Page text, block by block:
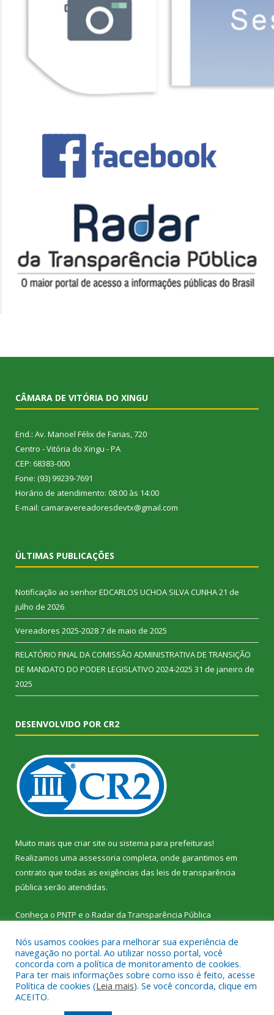
CÂMARA DE VITÓRIA DO XINGU
End.: Av. Manoel Félix de Farias, 720
Centro - Vitória do Xingu - PA
CEP: 68383-000
Fone: (93) 99239-7691
Horário de atendimento: 08:00 às 14:00
E-mail: camaravereadoresdevtx@gmail.com
ÚLTIMAS PUBLICAÇÕES
Notificação ao senhor EDCARLOS UCHOA SILVA CUNHA21 de
julho de 2026
Vereadores 2025-20287 de maio de 2025
RELATÓRIO FINAL DA COMISSÃO ADMINISTRATIVA DE TRANSIÇÃO
DE MANDATO DO PODER LEGISLATIVO 2024-2025 31 de janeiro de
2025
DESENVOLVIDO POR CR2
Muito mais que criar site ou sistema para prefeituras!
Realizamos uma assessoria completa, onde garantimos em
contrato que todas as exigências das leis de transparência
pública serão atendidas.
Conheça o PNTP e o Radar da Transparência Pública
Todos os direitos reservados a Câmara Municipal de Vitória do
Xingu.
Nós usamos cookies para melhorar sua experiência de
navegação no portal. Ao utilizar nosso portal, você
concorda com a política de monitoramento de cookies.
Para ter mais informações sobre como isso é feito, acesse
Política de cookies (Leia mais). Se você concorda, clique em
ACEITO.